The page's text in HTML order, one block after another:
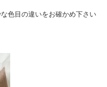
色目の違いをお確かめ下さい